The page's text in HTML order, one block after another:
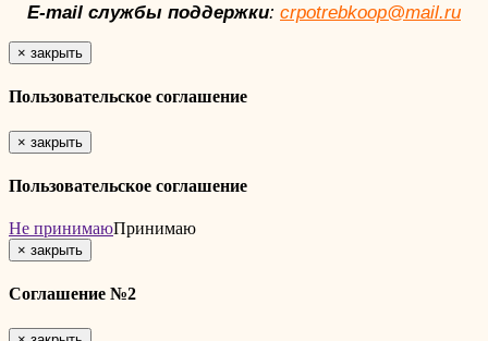
E-mail службы поддержки: crpotrebkoop@mail.ru
× закрыть
Пользовательское соглашение
× закрыть
Пользовательское соглашение
Не принимаюПринимаю
× закрыть
Соглашение №2